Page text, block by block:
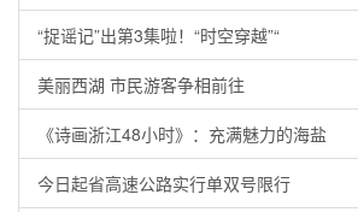
“捉谣记”出第3集啦！“时空穿越”“
美丽西湖 市民游客争相前往
《诗画浙江48小时》：充满魅力的海盐
今日起省高速公路实行单双号限行